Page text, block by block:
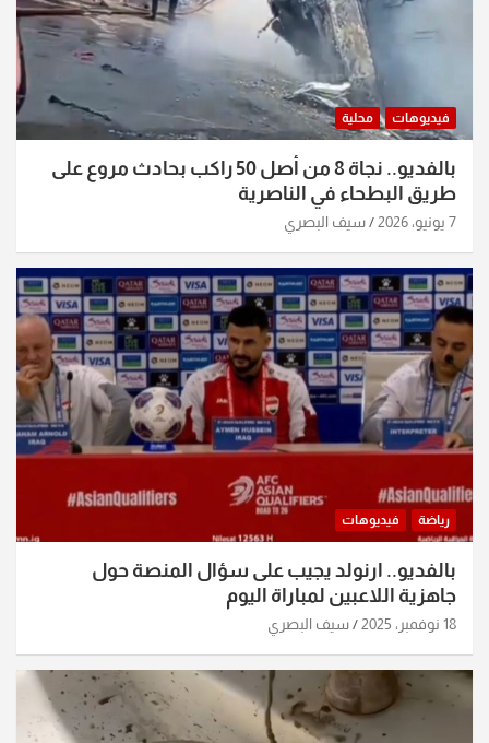
فيديوهات محلية
بالفديو.. نجاة 8 من أصل 50 راكب بحادث مروع على
طريق البطحاء في الناصرية
7 يونيو، 2026 سيف البصري
رياضة فيديوهات
بالفديو.. ارنولد يجيب على سؤال المنصة حول
جاهزية اللاعبين لمباراة اليوم
18 نوفمبر، 2025 سيف البصري